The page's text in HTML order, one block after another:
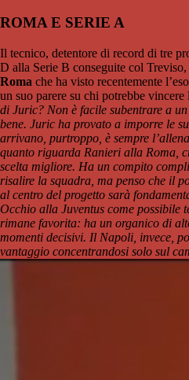
ROMA E SERIE A
Il tecnico, detentore di record di tre
D alla Serie B conseguite col
Roma che ha visto recentemente
un suo parere su chi potrebbe vincere
di Juric? Non è facile subentrare a
bene. Juric ha provato a imporre le
arrivano, purtroppo, è sempre
quanto riguarda Ranieri alla Roma,
scelta migliore. Ha un compito
risalire la squadra, ma penso che il
al centro del progetto sarà
Occhio alla Juventus come possibile
rimane favorita: ha un organico di
momenti decisivi. Il Napoli, invece,
vantaggio concentrandosi solo sul